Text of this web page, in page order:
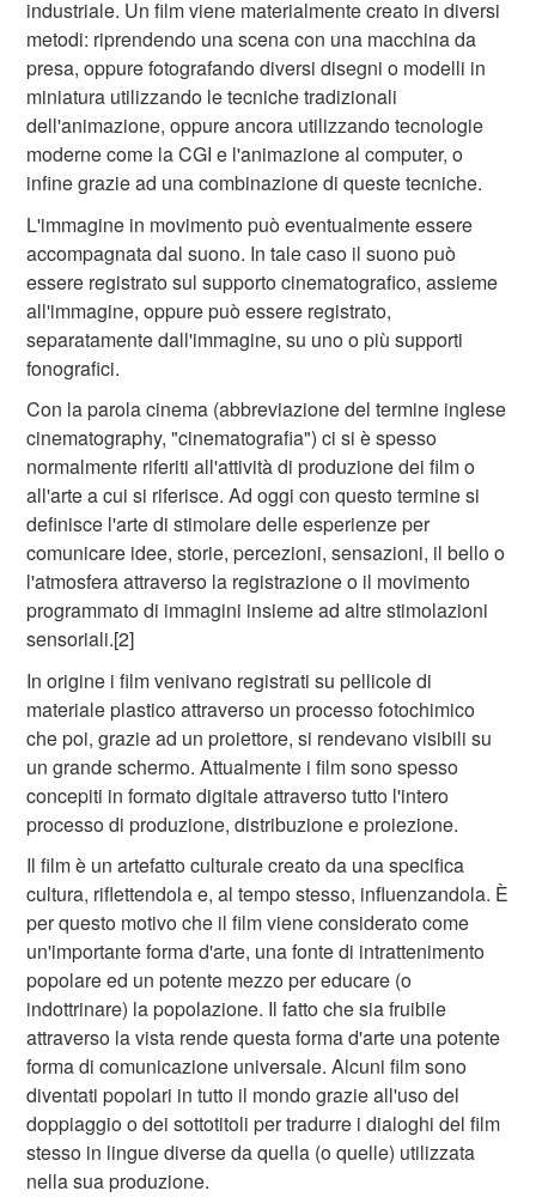
industriale. Un film viene materialmente creato in diversi
metodi: riprendendo una scena con una macchina da
presa, oppure fotografando diversi disegni o modelli in
miniatura utilizzando le tecniche tradizionali
dell'animazione, oppure ancora utilizzando tecnologie
moderne come la CGI e l'animazione al computer, o
infine grazie ad una combinazione di queste tecniche.
L'immagine in movimento può eventualmente essere
accompagnata dal suono. In tale caso il suono può
essere registrato sul supporto cinematografico, assieme
all'immagine, oppure può essere registrato,
separatamente dall'immagine, su uno o più supporti
fonografici.
Con la parola cinema (abbreviazione del termine inglese
cinematography, "cinematografia") ci si è spesso
normalmente riferiti all'attività di produzione dei film o
all'arte a cui si riferisce. Ad oggi con questo termine si
definisce l'arte di stimolare delle esperienze per
comunicare idee, storie, percezioni, sensazioni, il bello o
l'atmosfera attraverso la registrazione o il movimento
programmato di immagini insieme ad altre stimolazioni
sensoriali.[2]
In origine i film venivano registrati su pellicole di
materiale plastico attraverso un processo fotochimico
che poi, grazie ad un proiettore, si rendevano visibili su
un grande schermo. Attualmente i film sono spesso
concepiti in formato digitale attraverso tutto l'intero
processo di produzione, distribuzione e proiezione.
Il film è un artefatto culturale creato da una specifica
cultura, riflettendola e, al tempo stesso, influenzandola. È
per questo motivo che il film viene considerato come
un'importante forma d'arte, una fonte di intrattenimento
popolare ed un potente mezzo per educare (o
indottrinare) la popolazione. Il fatto che sia fruibile
attraverso la vista rende questa forma d'arte una potente
forma di comunicazione universale. Alcuni film sono
diventati popolari in tutto il mondo grazie all'uso del
doppiaggio o dei sottotitoli per tradurre i dialoghi del film
stesso in lingue diverse da quella (o quelle) utilizzata
nella sua produzione.